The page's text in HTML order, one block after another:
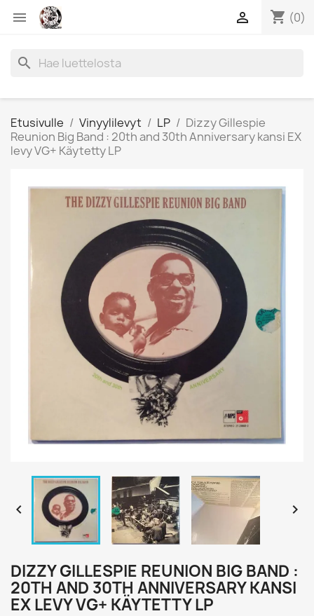
 shopping_cart (0)

search
Etusivulle Vinyylilevyt LP
Dizzy Gillespie
Reunion Big Band : 20th and 30th Anniversary kansi EX
levy VG+ Käytetty LP
 
DIZZY GILLESPIE REUNION BIG BAND :
20TH AND 30TH ANNIVERSARY KANSI
EX LEVY VG+ KÄYTETTY LP